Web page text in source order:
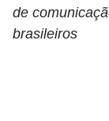
de
brasileiros